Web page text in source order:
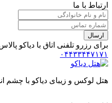
ارتباط با ما
ارسال
برای رزرو تلفنی اتاق با دیاکو
۰۴۴۳۳۴۴۷۱۷۱
هتل لوکس و زیبای دیاکو با چشم